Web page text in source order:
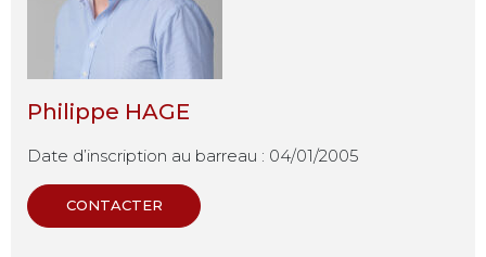
Philippe HAGE
Date d’inscription au barreau : 04/01/2005
CONTACTER